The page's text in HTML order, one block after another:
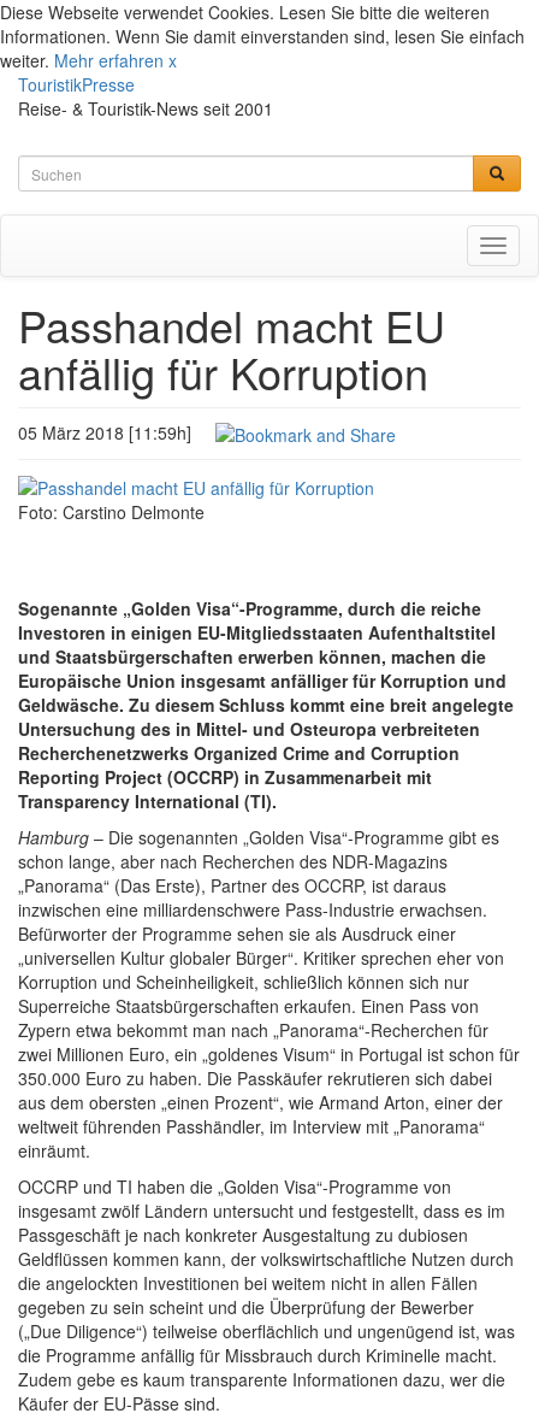
Diese Webseite verwendet Cookies. Lesen Sie bitte die weiteren
Informationen. Wenn Sie damit einverstanden sind, lesen Sie einfach
weiter. Mehr erfahren x
TouristikPresse
Reise- & Touristik-News seit 2001
Passhandel macht EU
anfällig für Korruption
05 März 2018 [11:59h]
Foto: Carstino Delmonte
Sogenannte „Golden Visa“-Programme, durch die reiche
Investoren in einigen EU-Mitgliedsstaaten Aufenthaltstitel
und Staatsbürgerschaften erwerben können, machen die
Europäische Union insgesamt anfälliger für Korruption und
Geldwäsche. Zu diesem Schluss kommt eine breit angelegte
Untersuchung des in Mittel- und Osteuropa verbreiteten
Recherchenetzwerks Organized Crime and Corruption
Reporting Project (OCCRP) in Zusammenarbeit mit
Transparency International (TI).
Hamburg – Die sogenannten „Golden Visa“-Programme gibt es
schon lange, aber nach Recherchen des NDR-Magazins
„Panorama“ (Das Erste), Partner des OCCRP, ist daraus
inzwischen eine milliardenschwere Pass-Industrie erwachsen.
Befürworter der Programme sehen sie als Ausdruck einer
„universellen Kultur globaler Bürger“. Kritiker sprechen eher von
Korruption und Scheinheiligkeit, schließlich können sich nur
Superreiche Staatsbürgerschaften erkaufen. Einen Pass von
Zypern etwa bekommt man nach „Panorama“-Recherchen für
zwei Millionen Euro, ein „goldenes Visum“ in Portugal ist schon für
350.000 Euro zu haben. Die Passkäufer rekrutieren sich dabei
aus dem obersten „einen Prozent“, wie Armand Arton, einer der
weltweit führenden Passhändler, im Interview mit „Panorama“
einräumt.
OCCRP und TI haben die „Golden Visa“-Programme von
insgesamt zwölf Ländern untersucht und festgestellt, dass es im
Passgeschäft je nach konkreter Ausgestaltung zu dubiosen
Geldflüssen kommen kann, der volkswirtschaftliche Nutzen durch
die angelockten Investitionen bei weitem nicht in allen Fällen
gegeben zu sein scheint und die Überprüfung der Bewerber
(„Due Diligence“) teilweise oberflächlich und ungenügend ist, was
die Programme anfällig für Missbrauch durch Kriminelle macht.
Zudem gebe es kaum transparente Informationen dazu, wer die
Käufer der EU-Pässe sind.